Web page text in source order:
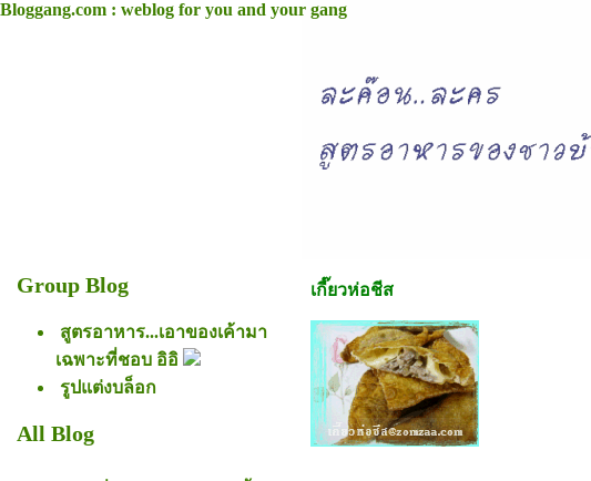
Bloggang.com : weblog for you and your gang
Group Blog
สูตรอาหาร...เอาของเค้ามา
เฉพาะที่ชอบ อิอิ
รูปแต่งบล็อก
All Blog
เกี๊ยวห่อชีส